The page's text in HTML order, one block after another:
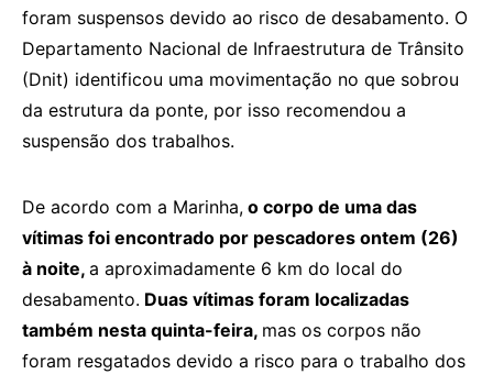
foram suspensos devido ao risco de desabamento. O
Departamento Nacional de Infraestrutura de Trânsito
(Dnit) identificou uma movimentação no que sobrou
da estrutura da ponte, por isso recomendou a
suspensão dos trabalhos.
De acordo com a Marinha, o corpo de uma das
vítimas foi encontrado por pescadores ontem (26)
à noite, a aproximadamente 6 km do local do
desabamento. Duas vítimas foram localizadas
também nesta quinta-feira, mas os corpos não
foram resgatados devido a risco para o trabalho dos